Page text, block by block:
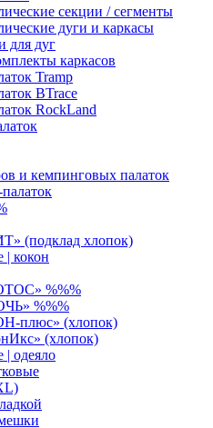
секции / сегменты
дуги и каркасы
для дуг
каркасов
Tramp
BTrace
RockLand
и кемпинговых палаток
(подклад хлопок)
| кокон
%%%
%%%
плюс» (хлопок)
(хлопок)
| одеяло